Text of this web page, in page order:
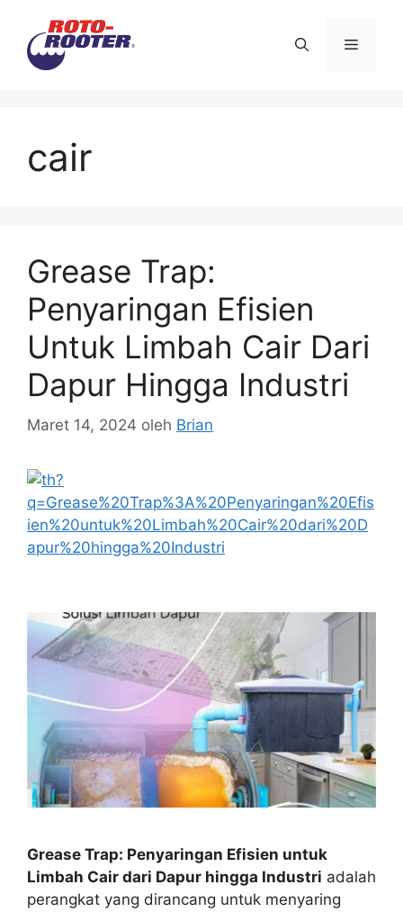
Menu
cair
Grease Trap:
Penyaringan Efisien
Untuk Limbah Cair Dari
Dapur Hingga Industri
Maret 14, 2024 oleh Brian
Grease Trap: Penyaringan Efisien untuk
Limbah Cair dari Dapur hingga Industri adalah
perangkat yang dirancang untuk menyaring